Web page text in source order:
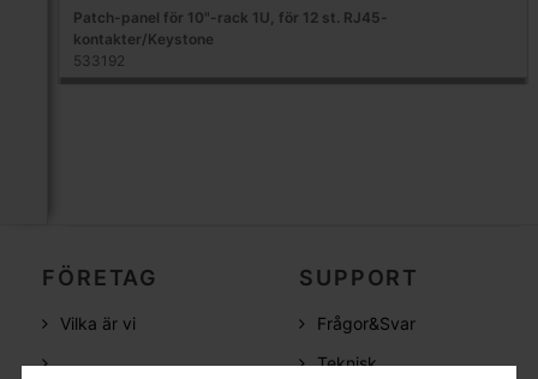
Patch-panel för 10"-rack 1U, för 12 st. RJ45-
kontakter/Keystone
533192
FÖRETAG
Vilka är vi
SUPPORT
Frågor&Svar
Teknisk